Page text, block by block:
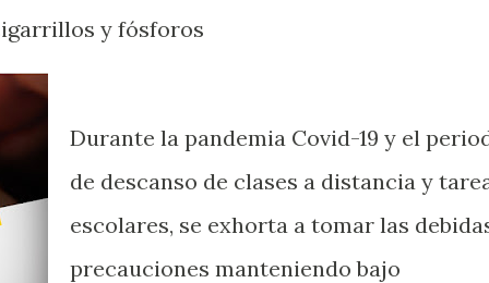
y fósforos
Durante la pandemia Covid-19 y el
de descanso de clases a distancia y
escolares, se exhorta a tomar las
precauciones manteniendo bajo